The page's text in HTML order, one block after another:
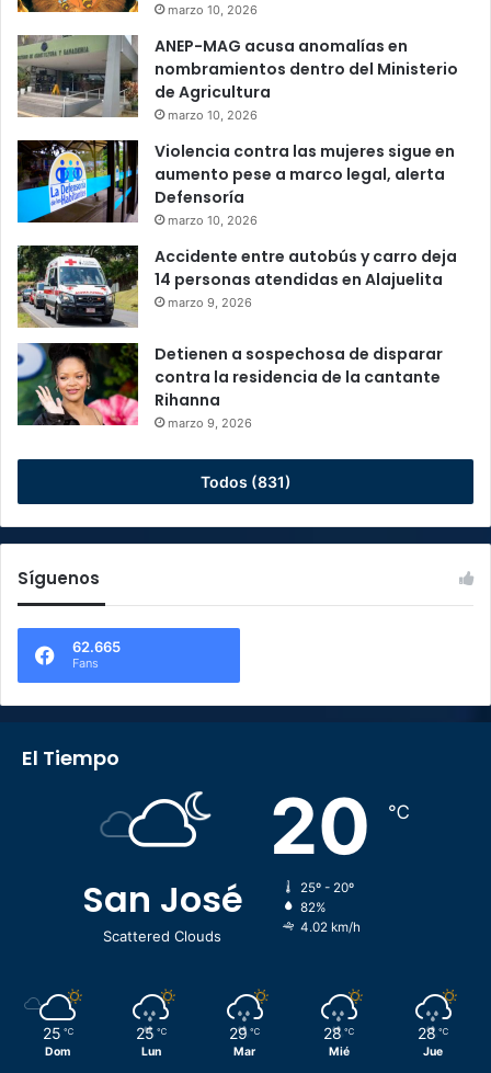
marzo 10, 2026
ANEP-MAG acusa anomalías en
nombramientos dentro del Ministerio
de Agricultura
marzo 10, 2026
Violencia contra las mujeres sigue en
aumento pese a marco legal, alerta
Defensoría
marzo 10, 2026
Accidente entre autobús y carro deja
14 personas atendidas en Alajuelita
marzo 9, 2026
Detienen a sospechosa de disparar
contra la residencia de la cantante
Rihanna
marzo 9, 2026
Todos (831)
Síguenos
62.665
Fans
El Tiempo
San José
Scattered Clouds
20 ℃
25º - 20º
82%
4.02 km/h
25 ℃
Dom
25 ℃
Lun
29 ℃
Mar
28 ℃
Mié
28 ℃
Jue